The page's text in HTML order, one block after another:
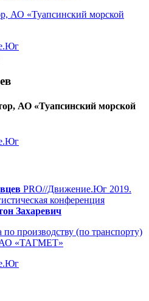
АО «Туапсинский морской
АО «Туапсинский морской
PRO//Движение.Юг 2019.
конференция
Захаревич
по производству (по транспорту)
«ТАГМЕТ»